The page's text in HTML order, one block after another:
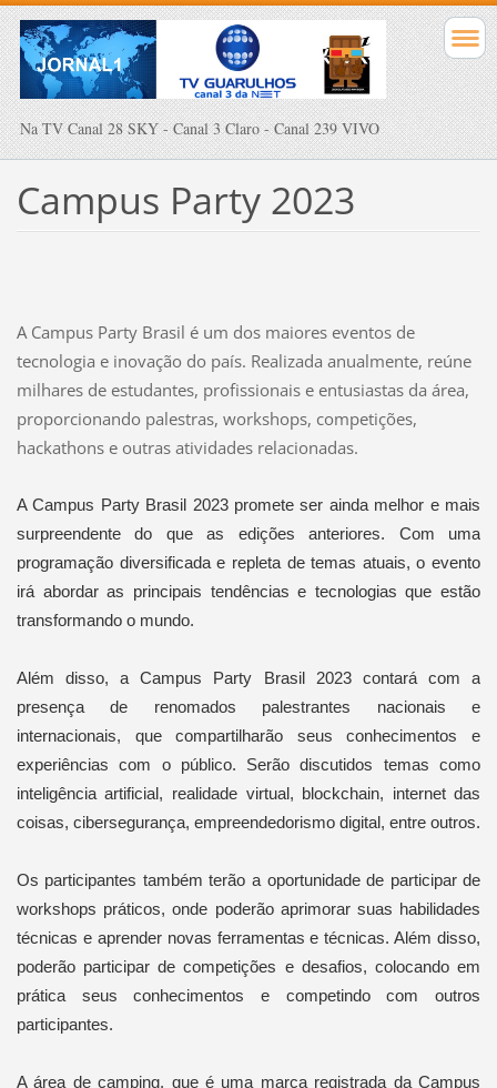
Na TV Canal 28 SKY - Canal 3 Claro - Canal 239 VIVO
Campus Party 2023
A Campus Party Brasil é um dos maiores eventos de
tecnologia e inovação do país. Realizada anualmente, reúne
milhares de estudantes, profissionais e entusiastas da área,
proporcionando palestras, workshops, competições,
hackathons e outras atividades relacionadas.
A Campus Party Brasil 2023 promete ser ainda melhor e mais
surpreendente do que as edições anteriores. Com uma
programação diversificada e repleta de temas atuais, o evento
irá abordar as principais tendências e tecnologias que estão
transformando o mundo.
Além disso, a Campus Party Brasil 2023 contará com a
presença de renomados palestrantes nacionais e
internacionais, que compartilharão seus conhecimentos e
experiências com o público. Serão discutidos temas como
inteligência artificial, realidade virtual, blockchain, internet das
coisas, cibersegurança, empreendedorismo digital, entre outros.
Os participantes também terão a oportunidade de participar de
workshops práticos, onde poderão aprimorar suas habilidades
técnicas e aprender novas ferramentas e técnicas. Além disso,
poderão participar de competições e desafios, colocando em
prática seus conhecimentos e competindo com outros
participantes.
A área de camping, que é uma marca registrada da Campus